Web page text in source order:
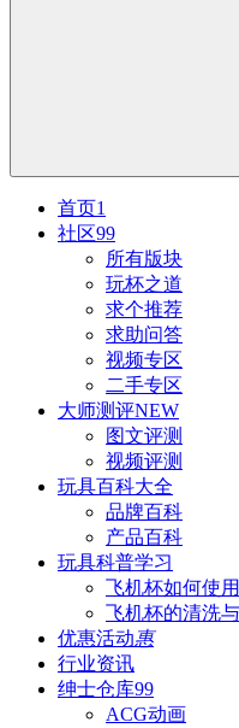
首页1
社区99
所有版块
玩杯之道
求个推荐
求助问答
视频专区
二手专区
大师测评NEW
图文评测
视频评测
玩具百科大全
品牌百科
产品百科
玩具科普学习
飞机杯如何使用
飞机杯的清洗
优惠活动惠
行业资讯
绅士仓库99
ACG动画